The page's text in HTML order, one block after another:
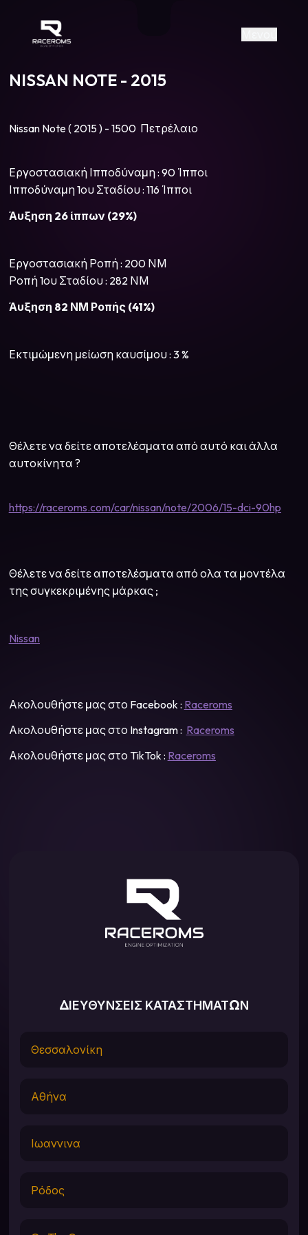
https://www.facebook.com/
https://www.tiktok.com/
Contact us on Viber
Raceroms
NISSAN NOTE - 2015
Nissan Note ( 2015 ) - 1500 Πετρέλαιο
Εργοστασιακή Ιπποδύναμη : 90 Ίπποι
Ιπποδύναμη 1ου Σταδίου : 116 Ίπποι
Άυξηση 26 ίππων (29%)
Εργοστασιακή Ροπή : 200 ΝΜ
Ροπή 1ου Σταδίου : 282 ΝΜ
Άυξηση 82 ΝΜ Ροπής (41%)
Εκτιμώμενη μείωση καυσίμου : 3 %
Θέλετε να δείτε αποτελέσματα από αυτό και άλλα
αυτοκίνητα ?
https://raceroms.com/car/nissan/note/2006/15-dci-90hp
Θέλετε να δείτε αποτελέσματα από ολα τα μοντέλα
της συγκεκριμένης μάρκας ;
Nissan
Ακολουθήστε μας στο Facebook : Raceroms
Ακολουθήστε μας στο Instagram : Raceroms
Ακολουθήστε μας στο TikTok : Raceroms
ΔΙΕΥΘΥΝΣΕΙΣ ΚΑΤΑΣΤΗΜΑΤΩΝ
Θεσσαλονίκη
Αθήνα
Ιωαννινα
Ρόδος